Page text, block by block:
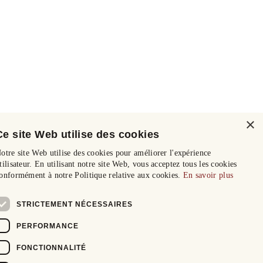
×
site Web utilise des cookies
site Web utilise des cookies pour améliorer l'expérience
En utilisant notre site Web, vous acceptez tous les cookies
à notre Politique relative aux cookies. En savoir plus
STRICTEMENT NÉCESSAIRES
PERFORMANCE
FONCTIONNALITÉ